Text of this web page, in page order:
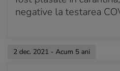
negative la testarea
2 dec. 2021 - Acum 5 ani